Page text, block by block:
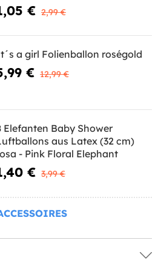
€ 2,99 €
a girl Folienballon roségold
€ 12,99 €
Elefanten Baby Shower
aus Latex (32 cm)
- Pink Floral Elephant
€ 3,99 €